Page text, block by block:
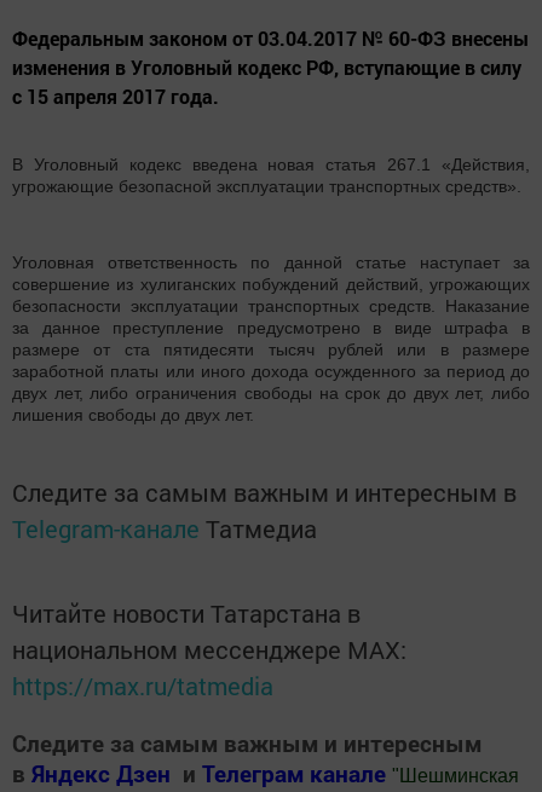
Федеральным законом от 03.04.2017 № 60-ФЗ внесены
изменения в Уголовный кодекс РФ, вступающие в силу
с 15 апреля 2017 года.
В Уголовный кодекс введена новая статья 267.1 «Действия,
угрожающие безопасной эксплуатации транспортных средств».
Уголовная ответственность по данной статье наступает за
совершение из хулиганских побуждений действий, угрожающих
безопасности эксплуатации транспортных средств. Наказание
за данное преступление предусмотрено в виде штрафа в
размере от ста пятидесяти тысяч рублей или в размере
заработной платы или иного дохода осужденного за период до
двух лет, либо ограничения свободы на срок до двух лет, либо
лишения свободы до двух лет.
Следите за самым важным и интересным в
Telegram-канале Татмедиа
Читайте новости Татарстана в
национальном мессенджере MАХ:
https://max.ru/tatmedia
Следите за самым важным и интересным
в Яндекс Дзен и Телеграм канале " Шешминская